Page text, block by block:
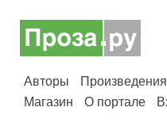
Авторы Произведения
Магазин
О портале